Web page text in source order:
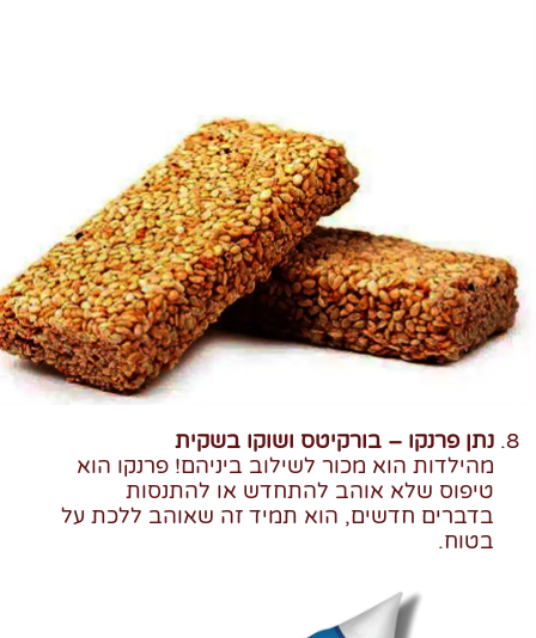
נתן פרנקו – בורקיטס ושוקו בשקית
מהילדות הוא מכור לשילוב ביניהם! פרנקו הוא
טיפוס שלא אוהב להתחדש או להתנסות
בדברים חדשים, הוא תמיד זה שאוהב ללכת על
בטוח.